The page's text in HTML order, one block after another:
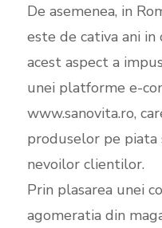
De asemenea, in
este de cativa ani in
acest aspect a
unei platforme e-
www.sanovita.ro,
produselor pe piata
nevoilor clientilor.
Prin plasarea unei
agomeratia din